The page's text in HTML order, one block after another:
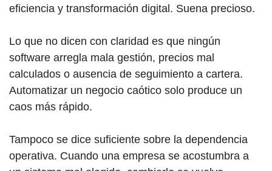
eficiencia y transformación digital. Suena precioso.
Lo que no dicen con claridad es que ningún
software arregla mala gestión, precios mal
calculados o ausencia de seguimiento a cartera.
Automatizar un negocio caótico solo produce un
caos más rápido.
Tampoco se dice suficiente sobre la dependencia
operativa. Cuando una empresa se acostumbra a